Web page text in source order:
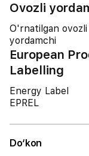
Ovozli
O'rnatilgan ovozli
yordamchi
European
Labelling
Energy Label
EPREL
Do‘kon